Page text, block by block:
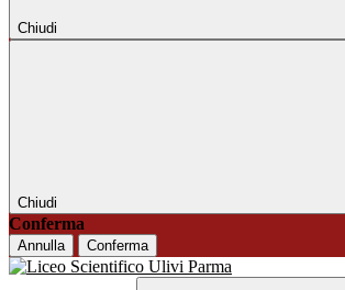
Chiudi
Chiudi
Conferma
Annulla Conferma